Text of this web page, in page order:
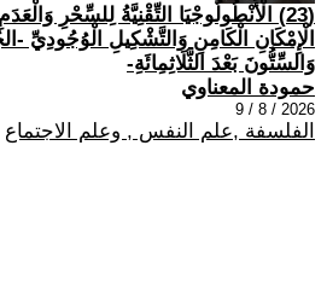
(23) الْأَنْطُولُوجْيَا التِّقْنِيَّةُ لِلسِّحْرِ
الْإِمْكَانِ الْكَامِنِ وَالتَّشْكِيلِ الْوُجُودِيِّ -
وَالسِّتُّونَ بَعْدَ الثَّلَاثِمِائَةِ-
حمودة المعناوي
2026 / 8 / 9
الفلسفة ,علم النفس , وعلم الاجتماع